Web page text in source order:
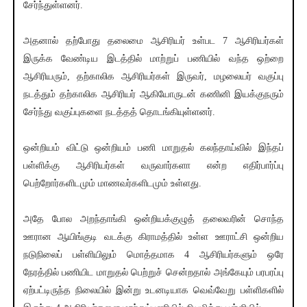
சேர்ந்துள்ளனர்.
அதனால் தற்போது தலைமை ஆசிரியர் உள்பட 7 ஆசிரியர்கள்
இருக்க வேண்டிய இடத்தில் மாற்றுப் பணியில் வந்த ஒற்றை
ஆசிரியரும், தற்காலிக ஆசிரியர்கள் இருவர், மழலையர் வகுப்பு
நடத்தும் தற்காலிக ஆசிரியர் ஆகியோருடன் கணினி இயக்குநரும்
சேர்ந்து வகுப்புகளை நடத்தத் தொடங்கியுள்ளனர்.
ஒன்றியம் விட்டு ஒன்றியம் பணி மாறுதல் கலந்தாய்வில் இந்தப்
பள்ளிக்கு ஆசிரியர்கள் வருவார்களா என்ற எதிர்பார்ப்பு
பெற்றோர்களிடமும் மாணவர்களிடமும் உள்ளது.
அதே போல அறந்தாங்கி ஒன்றியக்குழுத் தலைவரின் சொந்த
ஊரான ஆயிங்குடி வடக்கு கிராமத்தில் உள்ள ஊராட்சி ஒன்றிய
நடுநிலைப் பள்ளியிலும் மொத்தமாக 4 ஆசிரியர்களும் ஒரே
நேரத்தில் பணியிட மாறுதல் பெற்றுச் சென்றதால் அங்கேயும் பரபரப்பு
ஏற்பட்டிருந்த நிலையில் இன்று உடனடியாக வெவ்வேறு பள்ளிகளில்